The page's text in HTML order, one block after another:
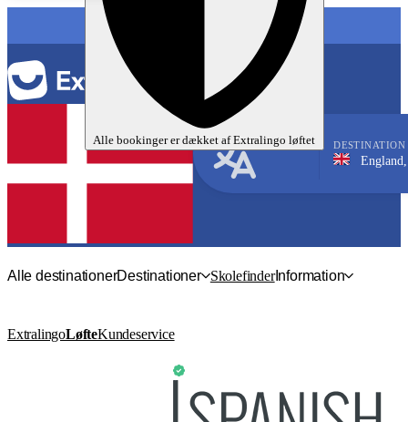
Alle bookinger er dækket afExtralingo løftet
SPROG
DESTINATION
England,
Alle destinationerDestinationer SkolefinderInformation
ExtralingoLøfteKundeservice